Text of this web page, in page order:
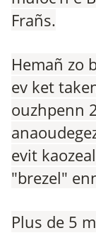
Frañs.
Hemañ zo
ev ket
ouzhpenn
evit
"brezel"
Plus de 5